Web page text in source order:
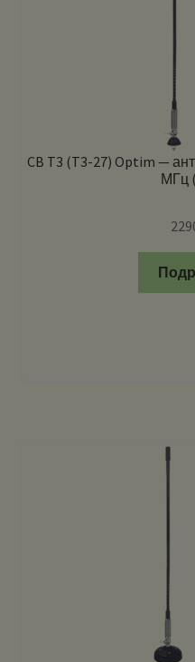
CB T3 (T3-27) Optim —
МГц